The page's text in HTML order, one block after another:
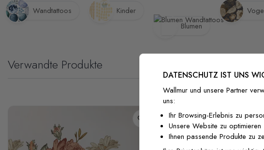
Wandtattoos
Kinder
Blumen
Verwandte Produkte
DATENSCHUTZ IST UNS
Wallmur und unsere Partner
uns:
Ihr Browsing-Erlebnis zu
Unsere Website zu optimieren
Ihnen passende Produkte zu